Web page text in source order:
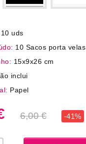
10 uds
10 Sacos porta velas
15x9x26 cm
inclui
Papel
6,00 € -41%